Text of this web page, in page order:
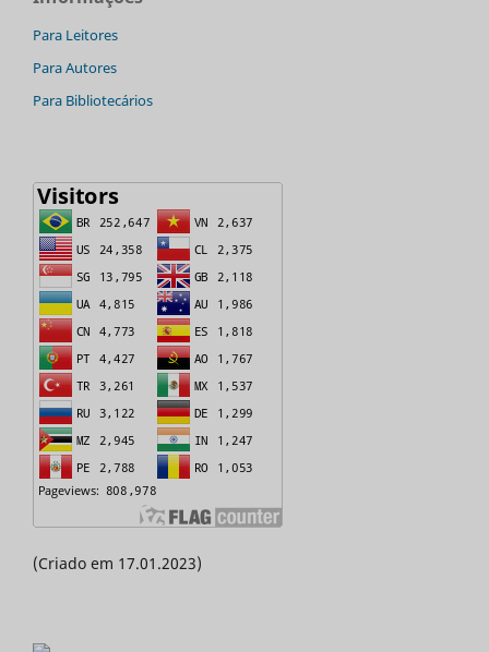
Para Leitores
Para Autores
Para Bibliotecários
(Criado em 17.01.2023)